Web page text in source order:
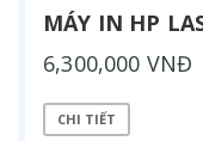
MÁY IN HP
6,300,000 VNĐ
CHI TIẾT